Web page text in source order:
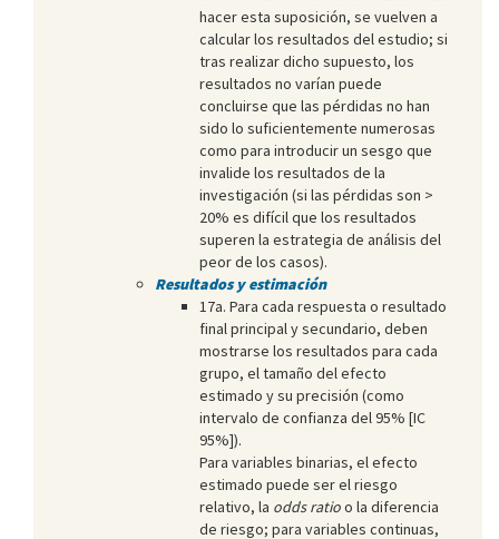
hacer esta suposición, se vuelven a
calcular los resultados del estudio; si
tras realizar dicho supuesto, los
resultados no varían puede
concluirse que las pérdidas no han
sido lo suficientemente numerosas
como para introducir un sesgo que
invalide los resultados de la
investigación (si las pérdidas son >
20% es difícil que los resultados
superen la estrategia de análisis del
peor de los casos).
Resultados y estimación
17a. Para cada respuesta o resultado
final principal y secundario, deben
mostrarse los resultados para cada
grupo, el tamaño del efecto
estimado y su precisión (como
intervalo de confianza del 95% [IC
95%]).
Para variables binarias, el efecto
estimado puede ser el riesgo
relativo, la odds ratioo la diferencia
de riesgo; para variables continuas,